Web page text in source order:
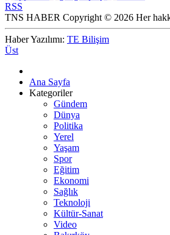
RSS
TNS HABER Copyright © 2026 Her
Haber Yazılımı: TE Bilişim
Üst
Ana Sayfa
Kategoriler
Gündem
Dünya
Politika
Yerel
Yaşam
Spor
Eğitim
Ekonomi
Sağlık
Teknoloji
Kültür-Sanat
Video